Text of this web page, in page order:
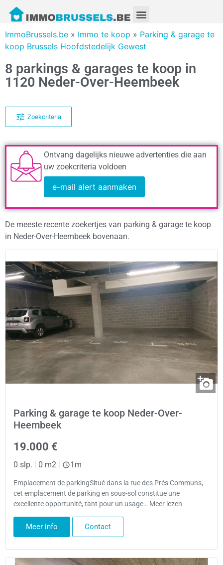
ImmoBrussels.be » Immo te koop » Parking & garage te
koop Brussels Hoofdstedelijk Gewest
8 parkings & garages te koop in
1120 Neder-Over-Heembeek
Zoekcriteria
Ontvang dagelijks nieuwe advertenties die aan
uw zoekcriteria voldoen
e-mail alert aanmaken
De meeste recente zoekertjes van parking & garage te koop
in Neder-Over-Heembeek bovenaan.
Parking & garage te koop Neder-Over-
Heembeek
19.000 €
0 slp. | 0 m2 | 1m
Emplacement de parkingSitué dans la rue des Prés Communs,
cet emplacement de parking en sous-sol constitue une
excellente opportunité, tant pour un usage… Meer lezen
Meer info Contact